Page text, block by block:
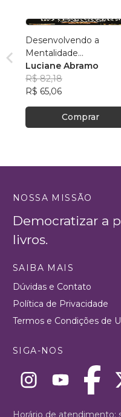
Desenvolvendo a
Mentalidade
Empreendedora
Luciane Abramo
R$ 82,18
R$ 65,06
Comprar
NOSSA MISSÃO
Democratizar a
livros.
SAIBA MAIS
Dúvidas e Contato
Política de Privacidade
Termos e Condições de
SIGA-NOS
Horário de atendimento: